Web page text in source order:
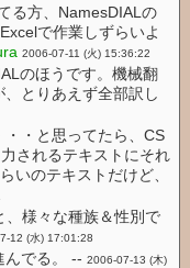
る方、NamesDIALの
で作業しずらいよ
2006-07-11 (火) 15:36:22
のほうです。機械翻
とりあえず全部訳し
・と思ってたら、CS
されるテキストにそれ
いのテキストだけど、
、様々な種族＆性別で
12 (水) 17:01:28
んでる。 --2006-07-13 (木)